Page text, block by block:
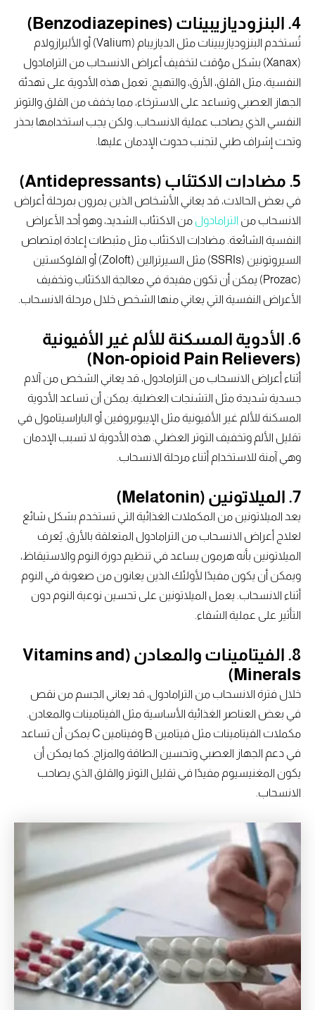
4. البنزوديازيبينات (Benzodiazepines)
تُستخدم البنزوديازيبينات مثل الديازيبام (Valium) أو الألبرازولام
(Xanax) بشكل مؤقت لتخفيف أعراض الانسحاب من الترامادول
النفسية، مثل القلق، الأرق، والتهيج. تعمل هذه الأدوية على تهدئة
الجهاز العصبي وتساعد على الاسترخاء، مما يخفف من القلق والتوتر
النفسي الذي يصاحب عملية الانسحاب. ولكن يجب استخدامها بحذر
وتحت إشراف طبي لتجنب حدوث الإدمان عليها.
5. مضادات الاكتئاب (Antidepressants)
في بعض الحالات، قد يعاني الأشخاص الذين يمرون بمرحلة أعراض
الانسحاب منالترامادول من الاكتئاب الشديد، وهو أحد الأعراض
النفسية الشائعة. مضادات الاكتئاب مثل مثبطات إعادة امتصاص
السيروتونين (SSRIs) مثل السيرترالين (Zoloft) أو الفلوكستين
(Prozac) يمكن أن تكون مفيدة في معالجة الاكتئاب وتخفيف
الأعراض النفسية التي يعاني منها الشخص خلال مرحلة الانسحاب.
6. الأدوية المسكنة للألم غير الأفيونية
أثناء أعراض الانسحاب من الترامادول، قد يعاني الشخص من آلام
جسدية شديدة مثل التشنجات العضلية. يمكن أن تساعد الأدوية
المسكنة للألم غير الأفيونية مثل الإيبوبروفين أو الباراسيتامول في
تقليل الألم وتخفيف التوتر العضلي. هذه الأدوية لا تسبب الإدمان
وهي آمنة للاستخدام أثناء مرحلة الانسحاب.
7. الميلاتونين (Melatonin)
يعد الميلاتونين من المكملات الغذائية التي تستخدم بشكل شائع
لعلاج أعراض الانسحاب من الترامادول المتعلقة بالأرق. يُعرف
الميلاتونين بأنه هرمون يساعد في تنظيم دورة النوم والاستيقاظ،
ويمكن أن يكون مفيدًا لأولئك الذين يعانون من صعوبة في النوم
أثناء الانسحاب. يعمل الميلاتونين على تحسين نوعية النوم دون
التأثير على عملية الشفاء.
8. الفيتامينات والمعادن (Vitamins and
Minerals)
خلال فترة الانسحاب من الترامادول، قد يعاني الجسم من نقص
في بعض العناصر الغذائية الأساسية مثل الفيتامينات والمعادن.
مكملات الفيتامينات مثل فيتامين B وفيتامين C يمكن أن تساعد
في دعم الجهاز العصبي وتحسين الطاقة والمزاج. كما يمكن أن
يكون المغنيسيوم مفيدًا في تقليل التوتر والقلق الذي يصاحب
الانسحاب.